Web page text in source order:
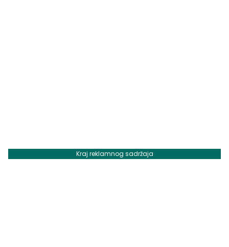
Kraj reklamnog sadržaja